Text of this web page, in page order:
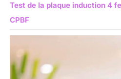
Test de la plaque induction 4
CPBF